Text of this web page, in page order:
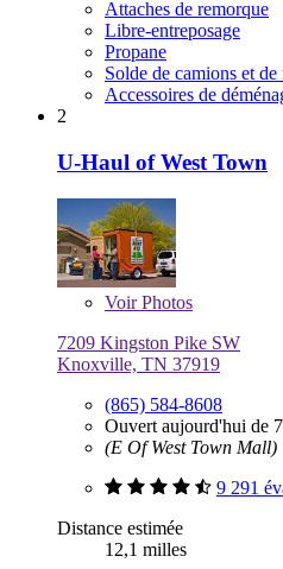
Attaches de remorque
Libre-entreposage
Propane
Solde de camions et de
Accessoires de
2
U-Haul of West Town
VoirPhotos
7209 Kingston Pike SW
Knoxville, TN 37919
(865) 584-8608
Ouvert aujourd'hui de
(E Of West Town Mall)
9 291
Distance estimée
12,1 milles